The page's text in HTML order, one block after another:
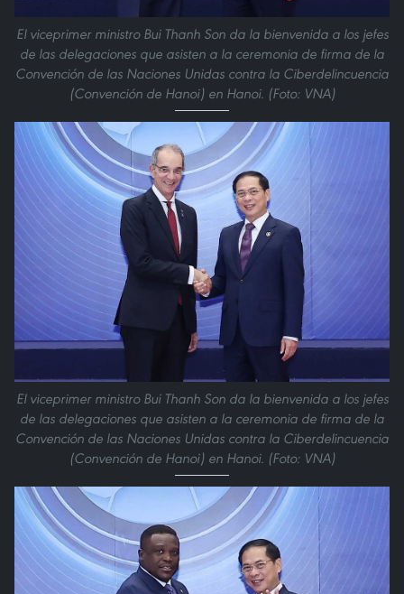
El viceprimer ministro Bui Thanh Son da la bienvenida a los jefes
de las delegaciones que asisten a la ceremonia de firma de la
Convención de las Naciones Unidas contra la Ciberdelincuencia
(Convención de Hanoi) en Hanoi. (Foto: VNA)
El viceprimer ministro Bui Thanh Son da la bienvenida a los jefes
de las delegaciones que asisten a la ceremonia de firma de la
Convención de las Naciones Unidas contra la Ciberdelincuencia
(Convención de Hanoi) en Hanoi. (Foto: VNA)